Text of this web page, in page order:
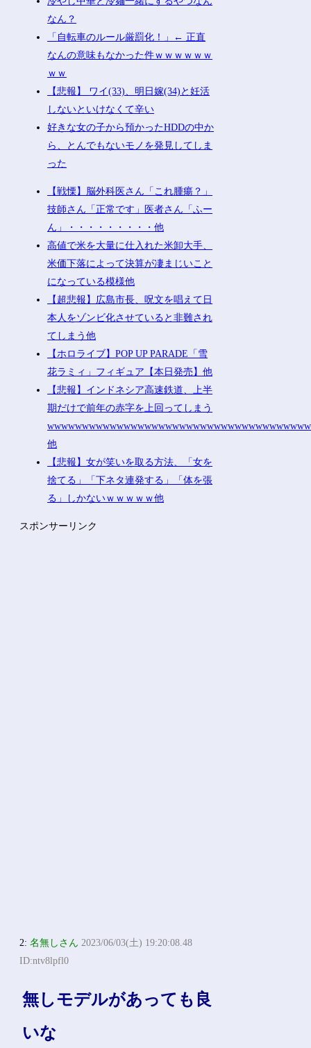
なん？
「自転車のルール厳罰化！」← 正直
なんの意味もなかった件ｗｗｗｗｗｗ
ｗｗ
【悲報】 ワイ(33)、明日嫁(34)と妊活
しないといけなくて辛い
好きな女の子から預かったHDDの中か
ら、とんでもないモノを発見してしま
った
【戦慄】脳外科医さん「これ腫瘍？」
技師さん「正常です」医者さん「ふー
ん」・・・・・・・・・他
高値で米を大量に仕入れた米卸大手、
米価下落によって決算が凄まじいこと
になっている模様他
【超悲報】広島市長、呪文を唱えて日
本人をゾンビ化させていると非難され
てしまう他
【ホロライブ】POP UP PARADE「雪
花ラミィ」フィギュア【本日発売】他
【悲報】インドネシア高速鉄道、上半
期だけで前年の赤字を上回ってしまう
他
【悲報】女が笑いを取る方法、「女を
捨てる」「下ネタ連発する」「体を張
る」しかないｗｗｗｗｗ他
スポンサーリンク
2:名無しさん 2023/06/03(土) 19:20:08.48
ID:ntv8lpfl0
無しモデルがあっても良
いな